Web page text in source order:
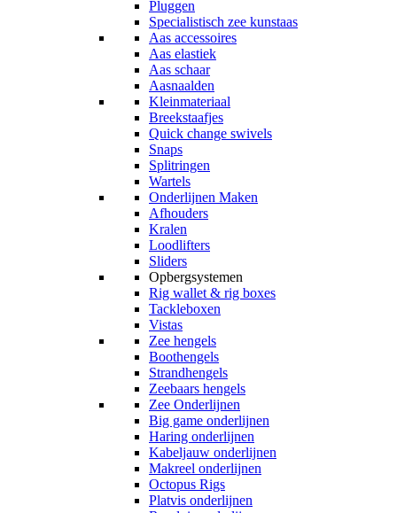
Pluggen
Specialistisch zee kunstaas
Aas accessoires
Aas elastiek
Aas schaar
Aasnaalden
Kleinmateriaal
Breekstaafjes
Quick change swivels
Snaps
Splitringen
Wartels
Onderlijnen Maken
Afhouders
Kralen
Loodlifters
Sliders
Opbergsystemen
Rig wallet & rig boxes
Tackleboxen
Vistas
Zee hengels
Boothengels
Strandhengels
Zeebaars hengels
Zee Onderlijnen
Big game onderlijnen
Haring onderlijnen
Kabeljauw onderlijnen
Makreel onderlijnen
Octopus Rigs
Platvis onderlijnen